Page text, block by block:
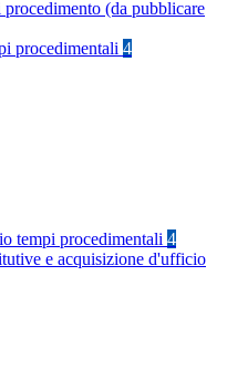
(da pubblicare
procedimentali 4
tempi procedimentali 4
e acquisizione d'ufficio